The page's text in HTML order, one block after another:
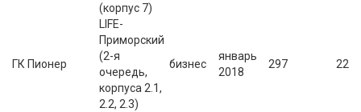
(корпус 7)
ГК Пионер
LIFE-
Приморский
(2-я
очередь,
корпуса 2.1,
2.2, 2.3)
бизнес
январь
2018
297 22